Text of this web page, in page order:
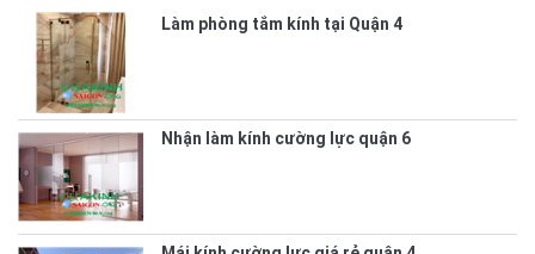
Làm phòng tắm kính tại Quận 4
Nhận làm kính cường lực quận 6